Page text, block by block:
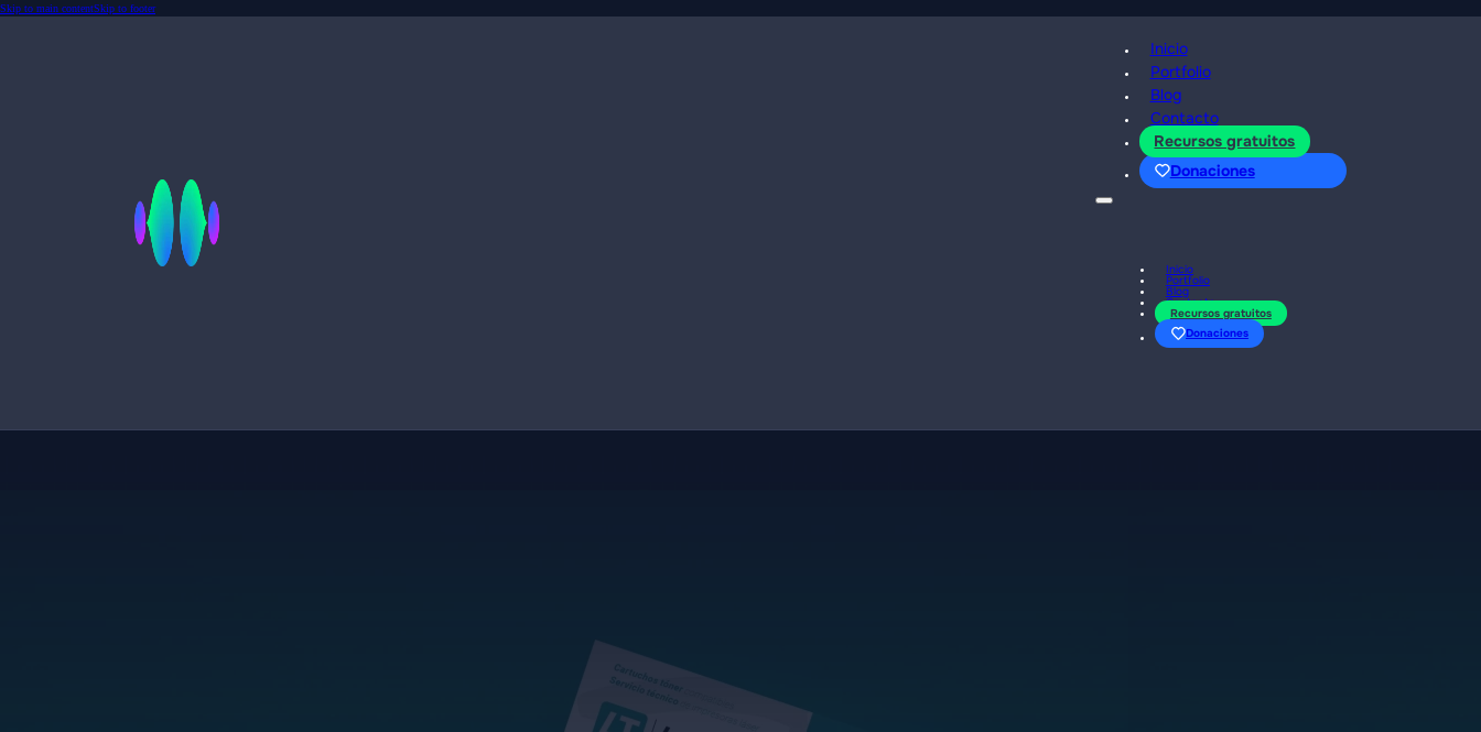
Skip to main contentSkip to footer
Inicio
Portfolio
Blog
Contacto
Recursos gratuitos
Donaciones
Inicio
Portfolio
Blog
Contacto
Recursos gratuitos
Donaciones